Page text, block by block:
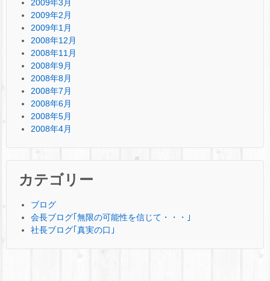
2009年3月
2009年2月
2009年1月
2008年12月
2008年11月
2008年9月
2008年8月
2008年7月
2008年6月
2008年5月
2008年4月
カテゴリー
ブログ
会長ブログ｢無限の可能性を信じて・・・｣
社長ブログ｢真実の口｣